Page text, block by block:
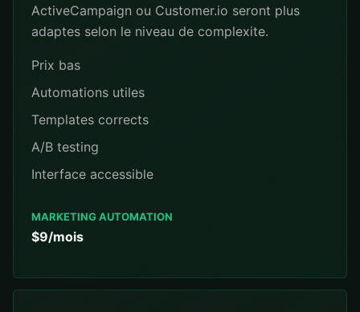
ActiveCampaign ou Customer.io seront plus
adaptes selon le niveau de complexite.
Prix bas
Automations utiles
Templates corrects
A/B testing
Interface accessible
MARKETING AUTOMATION
$9/mois